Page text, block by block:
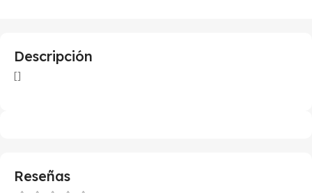
Descripción
[]
Reseñas